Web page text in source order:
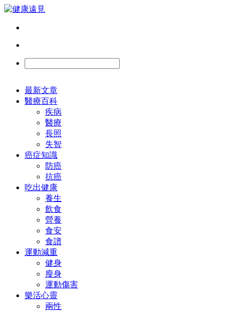
最新文章
醫療百科
疾病
醫療
長照
失智
癌症知識
防癌
抗癌
吃出健康
養生
飲食
營養
食安
食譜
運動減重
健身
瘦身
運動傷害
樂活心靈
兩性